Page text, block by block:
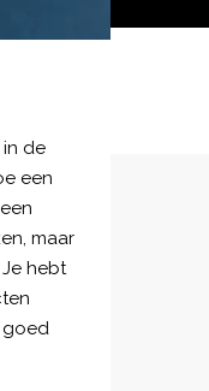
de
een
maar
hebt
goed